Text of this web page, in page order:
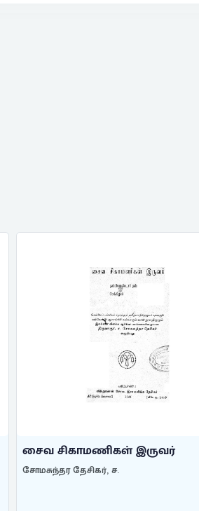
சைவ சிகாமணிகள் இருவர்
சோமசுந்தர தேசிகர், ச.